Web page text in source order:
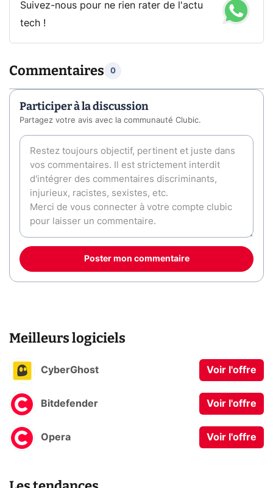
Suivez-nous pour ne rien rater de l'actu
tech !
Commentaires 0
Participer à la discussion
Partagez votre avis avec la communauté Clubic.
Poster mon commentaire
Meilleurs logiciels
CyberGhost Voir l'offre
Bitdefender Voir l'offre
Opera Voir l'offre